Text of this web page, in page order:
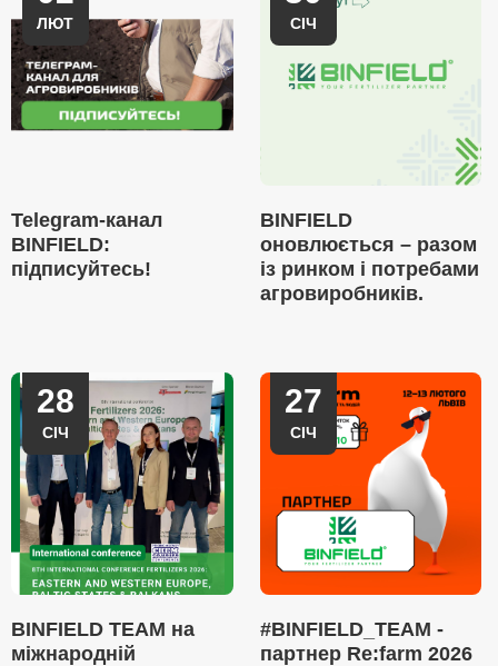
ЛЮТ
Telegram-канал
BINFIELD:
підписуйтесь!
СІЧ
BINFIELD
оновлюється – разом
із ринком і потребами
агровиробників.
28
СІЧ
BINFIELD TEAM на
міжнародній
27
СІЧ
#BINFIELD_TEAM -
партнер Re:farm 2026